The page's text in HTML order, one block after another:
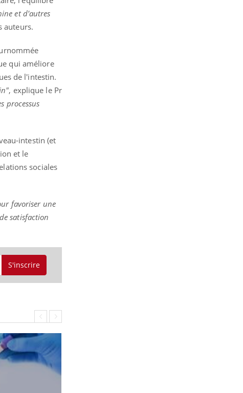
et d'autres
auteurs.
qui améliore
de l'intestin.
, explique le Pr
processus
intestin (et
et le
sociales
favoriser une
satisfaction
S'inscrire